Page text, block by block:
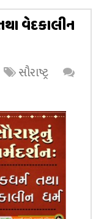
વેદકાલીન
સૌરાષ્ટ્ર